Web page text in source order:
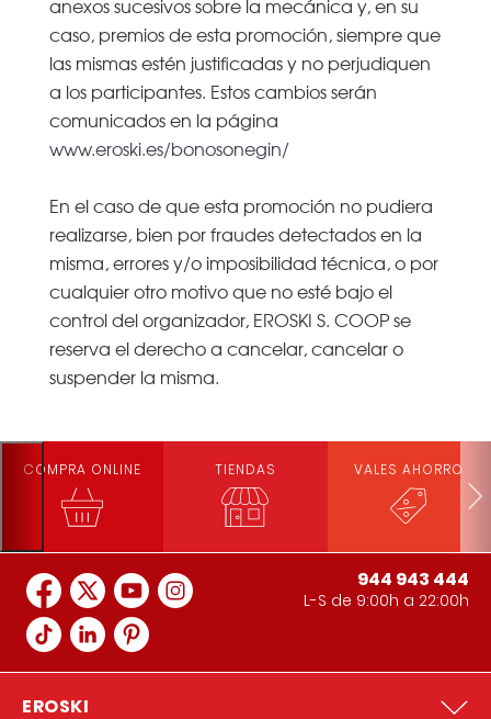
anexos sucesivos sobre la mecánica y, en su
caso, premios de esta promoción, siempre que
las mismas estén justificadas y no perjudiquen
a los participantes. Estos cambios serán
comunicados en la página
www.eroski.es/bonosonegin/
En el caso de que esta promoción no pudiera
realizarse, bien por fraudes detectados en la
misma, errores y/o imposibilidad técnica, o por
cualquier otro motivo que no esté bajo el
control del organizador, EROSKI S. COOP se
reserva el derecho a cancelar, cancelar o
suspender la misma.
COMPRA ONLINE TIENDAS VALES AHORRO
944 943 444
L-S de 9:00h a 22:00h
EROSKI